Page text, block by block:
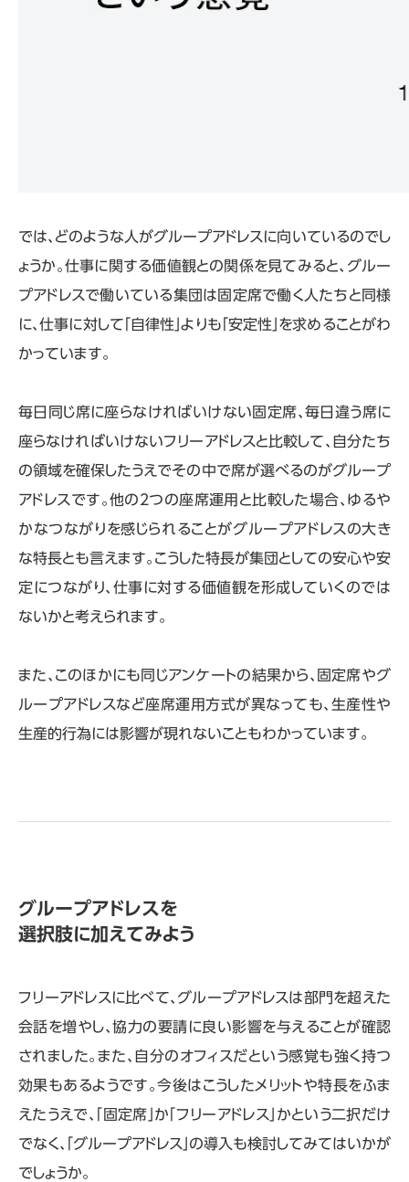
では、どのような人がグループアドレスに向いているのでし
ょうか。仕事に関する価値観との関係を見てみると、グルー
プアドレスで働いている集団は固定席で働く人たちと同様
に、仕事に対して「自律性」よりも「安定性」を求めることがわ
かっています。
毎日同じ席に座らなければいけない固定席、毎日違う席に
座らなければいけないフリーアドレスと比較して、自分たち
の領域を確保したうえでその中で席が選べるのがグループ
アドレスです。他の２つの座席運用と比較した場合、ゆるや
かなつながりを感じられることがグループアドレスの大き
な特長とも言えます。こうした特長が集団としての安心や安
定につながり、仕事に対する価値観を形成していくのでは
ないかと考えられます。
また、このほかにも同じアンケートの結果から、固定席やグ
ループアドレスなど座席運用方式が異なっても、生産性や
生産的行為には影響が現れないこともわかっています。
グループアドレスを
選択肢に加えてみよう
フリーアドレスに比べて、グループアドレスは部門を超えた
会話を増やし、協力の要請に良い影響を与えることが確認
されました。また、自分のオフィスだという感覚も強く持つ
効果もあるようです。今後はこうしたメリットや特⻑をふま
えたうえで、「固定席」か「フリーアドレス」かという二択だけ
でなく、「グループアドレス」の導入も検討してみてはいかが
でしょうか。